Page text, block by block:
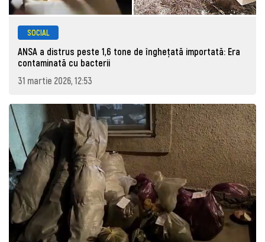
SOCIAL
ANSA a distrus peste 1,6 tone de înghețată importată: Era
contaminată cu bacterii
31 martie 2026, 12:53